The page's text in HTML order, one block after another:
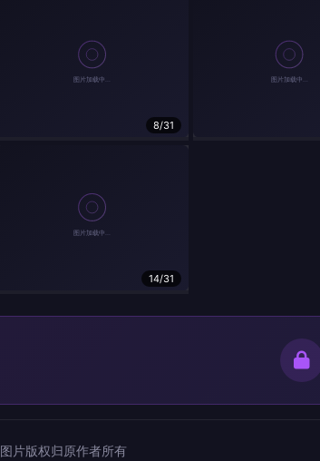
8/31
14/31
图片版权归原作者所有